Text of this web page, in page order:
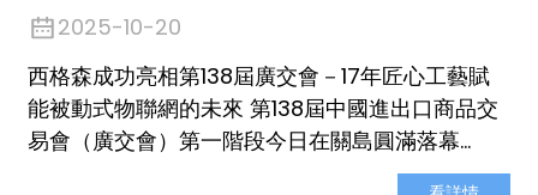
2025-10-20
西格森成功亮相第138屆廣交會－17年匠心工藝賦
能被動式物聯網的未來 第138屆中國進出口商品交
易會（廣交會）第一階段今日在關島圓滿落幕…